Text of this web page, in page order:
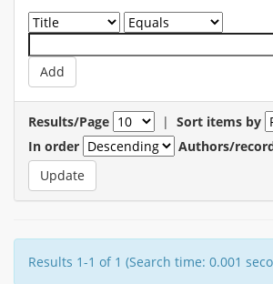
Results/Page | Sort items by
In order
Authors/
Results 1-1 of 1 (Search time: 0.001